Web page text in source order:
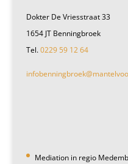
Dokter De Vriesstraat 33
1654 JT Benningbroek
Tel.0229 59 12 64
Mediation in regio